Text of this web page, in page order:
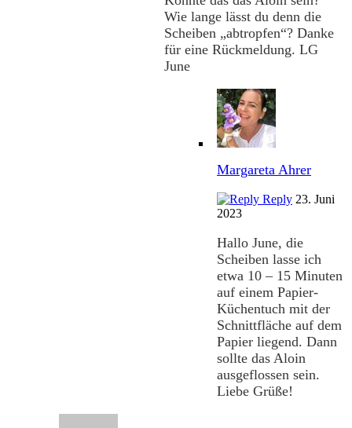
Wie lange lässt du denn die
Scheiben „abtropfen“? Danke
für eine Rückmeldung. LG
June
Margareta Ahrer
Reply 23. Juni
2023
Hallo June, die
Scheiben lasse ich
etwa 10 – 15 Minuten
auf einem Papier-
Küchentuch mit der
Schnittfläche auf dem
Papier liegend. Dann
sollte das Aloin
ausgeflossen sein.
Liebe Grüße!